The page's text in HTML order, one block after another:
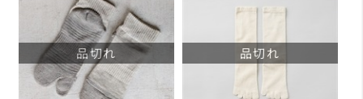
品切れ 品切れ